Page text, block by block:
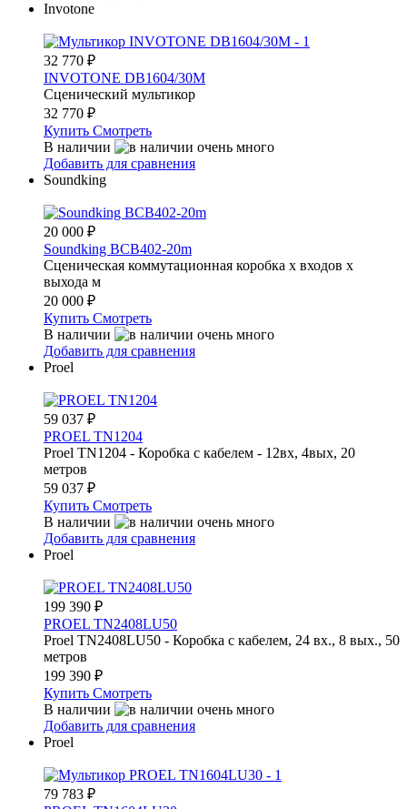
Invotone
32 770 ₽
INVOTONE DB1604/30M
Сценический мультикор
32 770 ₽
Купить Смотреть
В наличии
Добавить для сравнения
Soundking
20 000 ₽
Soundking BCB402-20m
Сценическая коммутационная коробка х входов х
выхода м
20 000 ₽
Купить Смотреть
В наличии
Добавить для сравнения
Proel
59 037 ₽
PROEL TN1204
Proel TN1204 - Коробка с кабелем - 12вх, 4вых, 20
метров
59 037 ₽
Купить Смотреть
В наличии
Добавить для сравнения
Proel
199 390 ₽
PROEL TN2408LU50
Proel TN2408LU50 - Коробка с кабелем, 24 вх., 8 вых., 50
метров
199 390 ₽
Купить Смотреть
В наличии
Добавить для сравнения
Proel
79 783 ₽